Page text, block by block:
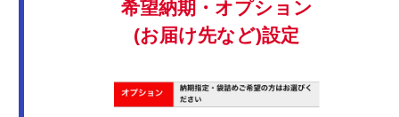
希望納期・オプション
(お届け先など)設定